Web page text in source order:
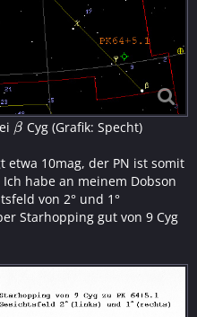
β
β Cyg (Grafik: Specht)
etwa 10mag, der PN ist somit
habe an meinem Dobson
von 2° und 1°
Starhopping gut von 9 Cyg